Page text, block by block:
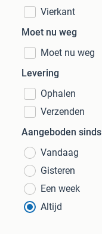
Vierkant
Moet nu weg
Moet nu weg
Levering
Ophalen
Verzenden
Aangeboden sinds
Vandaag
Gisteren
Een week
Altijd